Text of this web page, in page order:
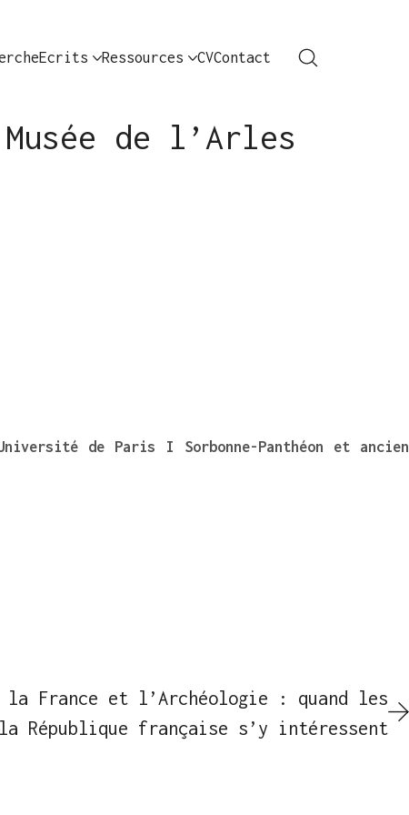
Ecrits Ressources CVContact
de l’Arles
de Paris I Sorbonne-Panthéon et ancien
France et l’Archéologie : quand les
République française s’y intéressent